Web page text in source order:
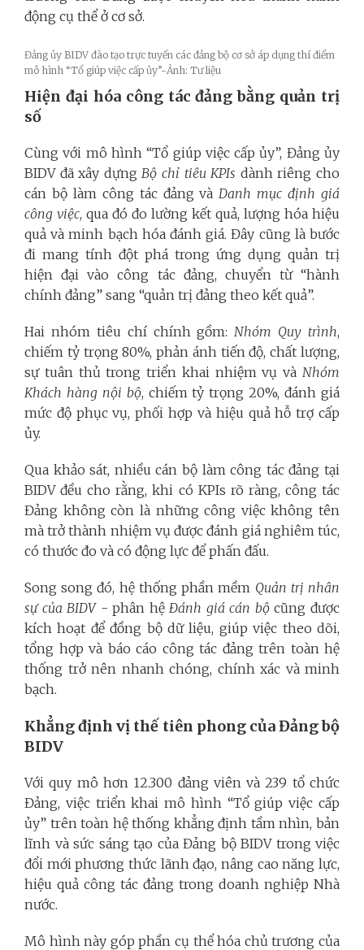
động cụ thể ở cơ sở.
Đảng ủy BIDV đào tạo trực tuyến các đảng bộ cơ sở áp dụng thí điểm
mô hình “Tổ giúp việc cấp ủy”-Ảnh: Tư liệu
Hiện đại hóa công tác đảng bằng quản trị
số
Cùng với mô hình “Tổ giúp việc cấp ủy”, Đảng ủy
BIDV đã xây dựng Bộ chỉ tiêu KPIs dành riêng cho
cán bộ làm công tác đảng và Danh mục định giá
công việc, qua đó đo lường kết quả, lượng hóa hiệu
quả và minh bạch hóa đánh giá. Đây cũng là bước
đi mang tính đột phá trong ứng dụng quản trị
hiện đại vào công tác đảng, chuyển từ “hành
chính đảng” sang “quản trị đảng theo kết quả”.
Hai nhóm tiêu chí chính gồm: Nhóm Quy trình,
chiếm tỷ trọng 80%, phản ánh tiến độ, chất lượng,
sự tuân thủ trong triển khai nhiệm vụ và Nhóm
Khách hàng nội bộ, chiếm tỷ trọng 20%, đánh giá
mức độ phục vụ, phối hợp và hiệu quả hỗ trợ cấp
ủy.
Qua khảo sát, nhiều cán bộ làm công tác đảng tại
BIDV đều cho rằng, khi có KPIs rõ ràng, công tác
Đảng không còn là những công việc không tên
mà trở thành nhiệm vụ được đánh giá nghiêm túc,
có thước đo và có động lực để phấn đấu.
Song song đó, hệ thống phần mềm Quản trị nhân
sự của BIDV- phân hệ Đánh giá cán bộcũng được
kích hoạt để đồng bộ dữ liệu, giúp việc theo dõi,
tổng hợp và báo cáo công tác đảng trên toàn hệ
thống trở nên nhanh chóng, chính xác và minh
bạch.
Khẳng định vị thế tiên phong của Đảng bộ
BIDV
Với quy mô hơn 12.300 đảng viên và 239 tổ chức
Đảng, việc triển khai mô hình “Tổ giúp việc cấp
ủy” trên toàn hệ thống khẳng định tầm nhìn, bản
lĩnh và sức sáng tạo của Đảng bộ BIDV trong việc
đổi mới phương thức lãnh đạo, nâng cao năng lực,
hiệu quả công tác đảng trong doanh nghiệp Nhà
nước.
Mô hình này góp phần cụ thể hóa chủ trương của